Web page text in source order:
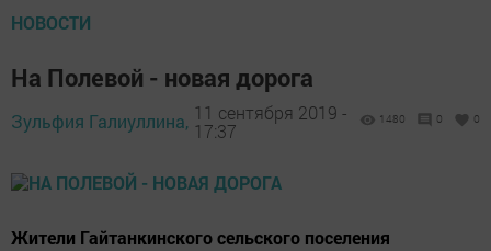
НОВОСТИ
На Полевой - новая дорога
Зульфия Галиуллина, 11 сентября 2019 -
17:37
1480 0 0
Жители Гайтанкинского сельского поселения